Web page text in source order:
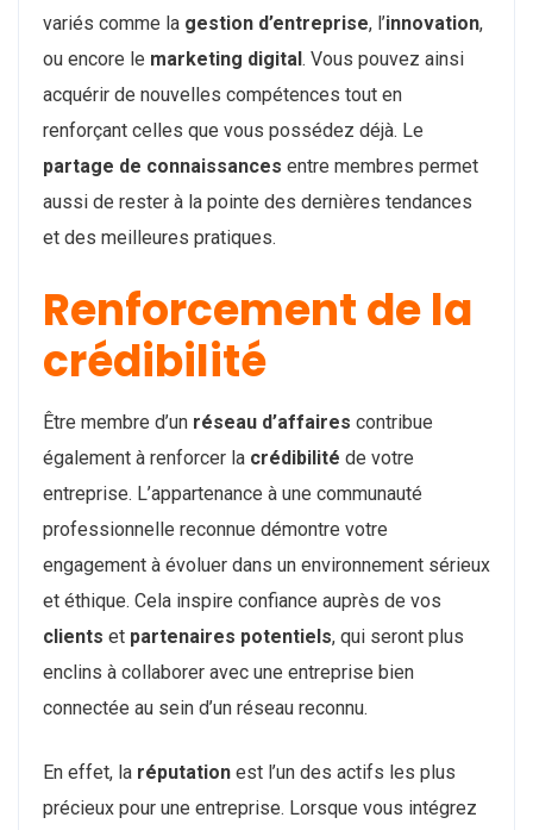
variés comme la gestion d’entreprise, l’innovation,
ou encore le marketing digital. Vous pouvez ainsi
acquérir de nouvelles compétences tout en
renforçant celles que vous possédez déjà. Le
partage de connaissances entre membres permet
aussi de rester à la pointe des dernières tendances
et des meilleures pratiques.
Renforcement de la
crédibilité
Être membre d’un réseau d’affaires contribue
également à renforcer la crédibilité de votre
entreprise. L’appartenance à une communauté
professionnelle reconnue démontre votre
engagement à évoluer dans un environnement sérieux
et éthique. Cela inspire confiance auprès de vos
clients et partenaires potentiels, qui seront plus
enclins à collaborer avec une entreprise bien
connectée au sein d’un réseau reconnu.
En effet, la réputation est l’un des actifs les plus
précieux pour une entreprise. Lorsque vous intégrez